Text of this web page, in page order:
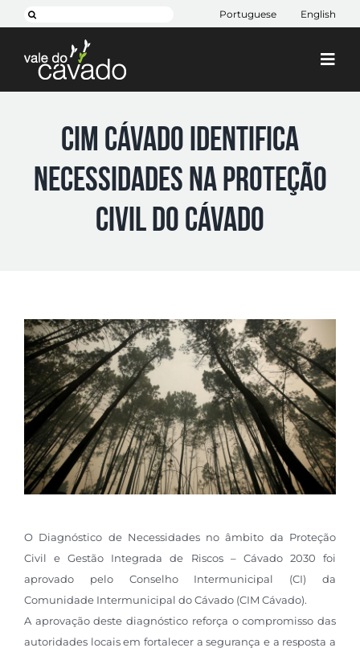
to
content
Search
Portuguese English
Cávado 2030
Projetos
CIM Cávado identifica
necessidades na Proteção
Civil do Cávado
O Diagnóstico de Necessidades no âmbito da Proteção
Civil e Gestão Integrada de Riscos – Cávado 2030 foi
aprovado pelo Conselho Intermunicipal (CI) da
Comunidade Intermunicipal do Cávado (CIM Cávado).
A aprovação deste diagnóstico reforça o compromisso das
autoridades locais em fortalecer a segurança e a resposta a